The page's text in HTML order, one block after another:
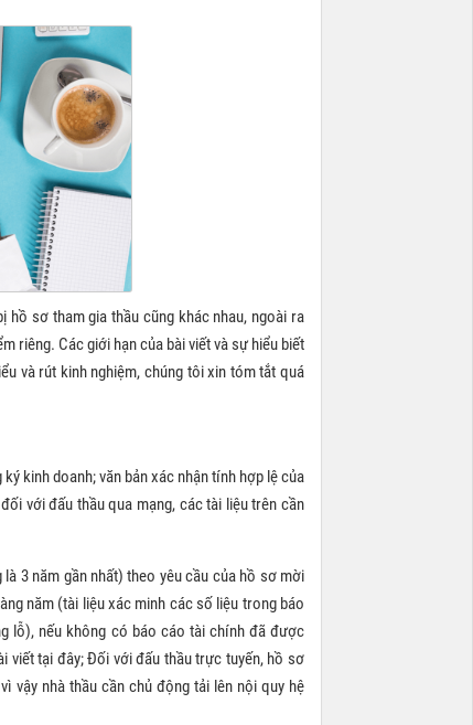
sơ tham gia thầu cũng khác nhau, ngoài ra
riêng. Các giới hạn của bài viết và sự hiểu biết
và rút kinh nghiệm, chúng tôi xin tóm tắt quá
kinh doanh; văn bản xác nhận tính hợp lệ của
với đấu thầu qua mạng, các tài liệu trên cần
3 năm gần nhất) theo yêu cầu của hồ sơ mời
năm (tài liệu xác minh các số liệu trong báo
lỗ), nếu không có báo cáo tài chính đã được
viết tại đây; Đối với đấu thầu trực tuyến, hồ sơ
vậy nhà thầu cần chủ động tải lên nội quy hệ